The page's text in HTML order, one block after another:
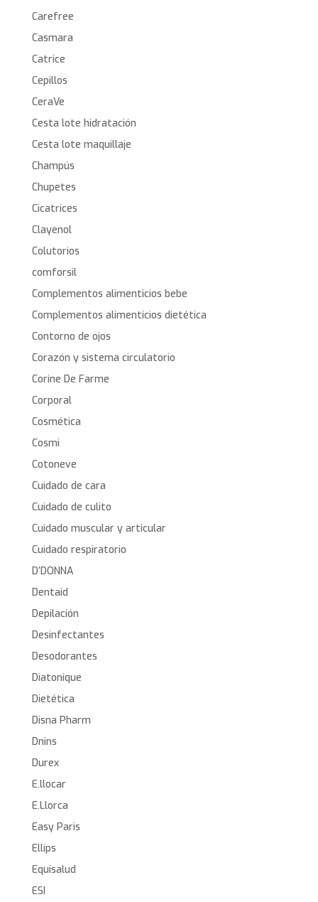
Carefree
Casmara
Catrice
Cepillos
CeraVe
Cesta lote hidratación
Cesta lote maquillaje
Champús
Chupetes
Cicatrices
Clayenol
Colutorios
comforsil
Complementos alimenticios bebe
Complementos alimenticios dietética
Contorno de ojos
Corazón y sistema circulatorio
Corine De Farme
Corporal
Cosmética
Cosmi
Cotoneve
Cuidado de cara
Cuidado de culito
Cuidado muscular y articular
Cuidado respiratorio
D’DONNA
Dentaid
Depilación
Desinfectantes
Desodorantes
Diatonique
Dietética
Disna Pharm
Dnins
Durex
E.llocar
E.Llorca
Easy Paris
Ellips
Equisalud
ESI